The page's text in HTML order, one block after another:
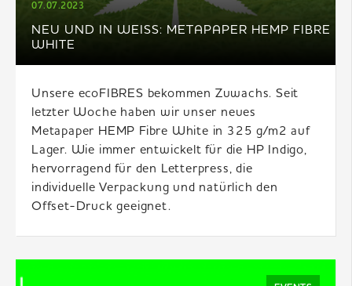
NEU UND IN WEISS: METAPAPER HEMP FIBRE W
HITE
07.07.2023
Unsere ecoFIBRES bekommen Zuwachs. Seit
letzter Woche haben wir unser neues
Metapaper HEMP Fibre White in 325 g/m2 auf
Lager. Wie immer entwickelt für die HP Indigo,
hervorragend für den Letterpress, die
individuelle Verpackung und natürlich den
Offset-Druck geeignet.